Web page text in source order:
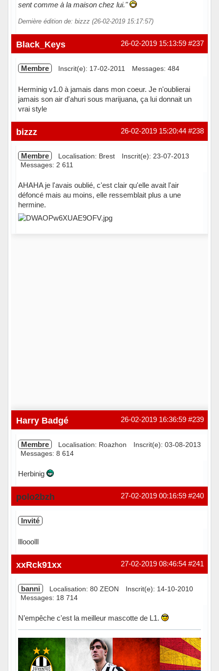
sent comme à la maison chez lui."
Dernière édition de: bizzz (26-02-2019 15:17:57)
Hors ligne #237
26-02-2019 15:13:59
Black_Keys
Membre Inscrit(e): 17-02-2011 Messages: 484
Herminig v1.0 à jamais dans mon coeur. Je n'oublierai
jamais son air d'ahuri sous marijuana, ça lui donnait un
vrai style
Hors ligne #238
26-02-2019 15:20:44
bizzz
Membre Localisation: Brest
Inscrit(e): 23-07-2013
Messages: 2 611
AHAHA je l'avais oublié, c'est clair qu'elle avait l'air
défoncé mais au moins, elle ressemblait plus a une
hermine.
#239
26-02-2019 16:36:59
Harry Badgé
Membre Localisation: Roazhon
Inscrit(e): 03-08-2013
Messages: 8 614
Herbinig
Hors ligne #240
27-02-2019 00:16:59
polo2bzh
Invité
lllooolll
#241
27-02-2019 08:46:54
xxRck91xx
banni Localisation: 80 ZEON
Inscrit(e): 14-10-2010
Messages: 18 714
N’empêche c'est la meilleur mascotte de L1.